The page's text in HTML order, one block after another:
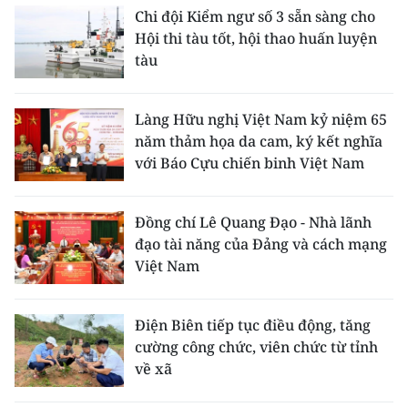
Chi đội Kiểm ngư số 3 sẵn sàng cho
Hội thi tàu tốt, hội thao huấn luyện
tàu
Làng Hữu nghị Việt Nam kỷ niệm 65
năm thảm họa da cam, ký kết nghĩa
với Báo Cựu chiến binh Việt Nam
Đồng chí Lê Quang Đạo - Nhà lãnh
đạo tài năng của Đảng và cách mạng
Việt Nam
Điện Biên tiếp tục điều động, tăng
cường công chức, viên chức từ tỉnh
về xã